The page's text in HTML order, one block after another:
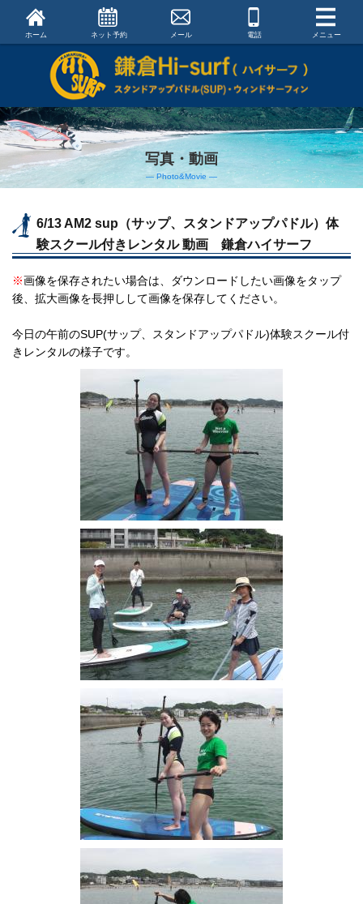
ホーム ネット予約 メール 電話 メニュー
写真・動画
― Photo&Movie ―
6/13 AM2 sup（サップ、スタンドアップパドル）体
験スクール付きレンタル 動画 鎌倉ハイサーフ
※画像を保存されたい場合は、ダウンロードしたい画像をタップ
後、拡大画像を長押しして画像を保存してください。
今日の午前のSUP(サップ、スタンドアップパドル)体験スクール付
きレンタルの様子です。